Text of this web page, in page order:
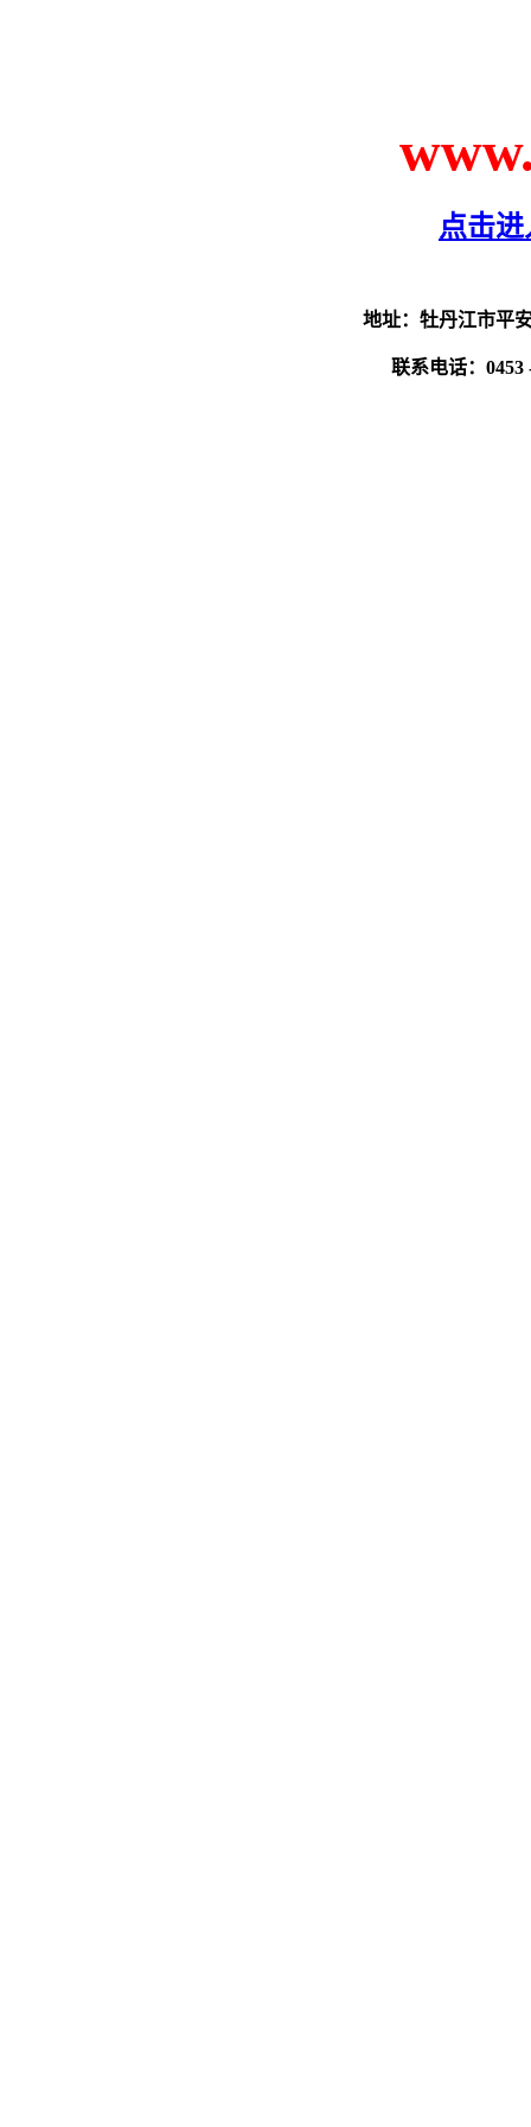
点击
地址：牡丹江市平
联系电话： 0453